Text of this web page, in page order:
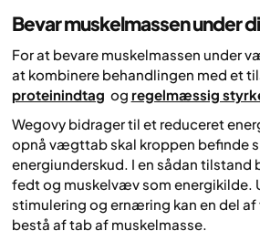
Bevar muskelmassen under
For at bevare muskelmassen under
at kombinere behandlingen med et
proteinindtag og regelmæssig
Wegovy bidrager til et reduceret
opnå vægttab skal kroppen befinde
energiunderskud. I en sådan tilstand
fedt og muskelvæv som energikilde.
stimulering og ernæring kan en del
bestå af tab af muskelmasse.